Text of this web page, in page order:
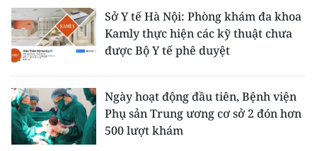
Sở Y tế Hà Nội: Phòng khám đa khoa
Kamly thực hiện các kỹ thuật chưa
được Bộ Y tế phê duyệt
Ngày hoạt động đầu tiên, Bệnh viện
Phụ sản Trung ương cơ sở 2 đón hơn
500 lượt khám